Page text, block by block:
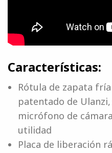
Características:
Rótula de zapata
patentado de
micrófono de
utilidad
Placa de liberación